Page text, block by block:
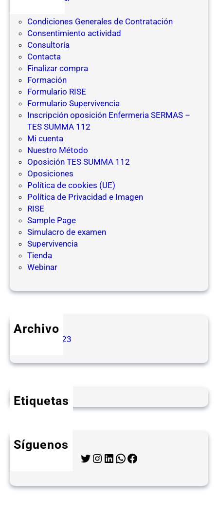
Condiciones Generales de Contratación
Consentimiento actividad
Consultoría
Contacta
Finalizar compra
Formación
Formulario RISE
Formulario Supervivencia
Inscripción oposición Enfermeria SERMAS –
TES SUMMA 112
Mi cuenta
Nuestro Método
Oposición TES SUMMA 112
Oposiciones
Política de cookies (UE)
Política de Privacidad e Imagen
RISE
Sample Page
Simulacro de examen
Supervivencia
Tienda
Webinar
Archivo
enero 2023
Etiquetas
Síguenos
Twitter Instagram LinkedIn WhatsApp Facebook